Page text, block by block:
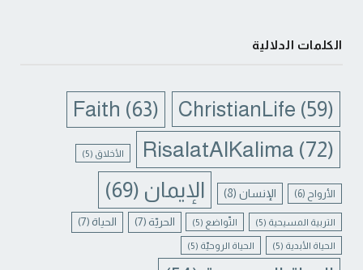
الكلمات الدلالية
ChristianLife (59)
Faith (63)
RisalatAlKalima (72) الأخلاق (5)
الأرواح (6) الإنسان(8) الإيمان (69)
التربية المسيحية (5) التّواضع (5) الحريّة (7) الحياة (7)
الحياة الأبدية (5) الحياة الروحيّة (5)